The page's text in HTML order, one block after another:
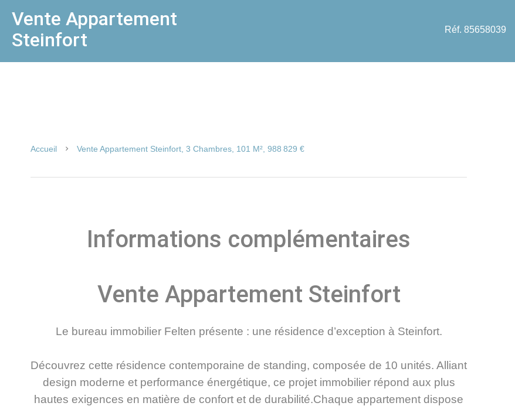
Vente Appartement
Steinfort
Réf. 85658039
Accueil Vente Appartement Steinfort, 3 Chambres, 101 M², 988 829 €
Informations complémentaires
Vente Appartement Steinfort
Le bureau immobilier Felten présente : une résidence d’exception à Steinfort.
Découvrez cette résidence contemporaine de standing, composée de 10 unités. Alliant
design moderne et performance énergétique, ce projet immobilier répond aux plus
hautes exigences en matière de confort et de durabilité.Chaque appartement dispose